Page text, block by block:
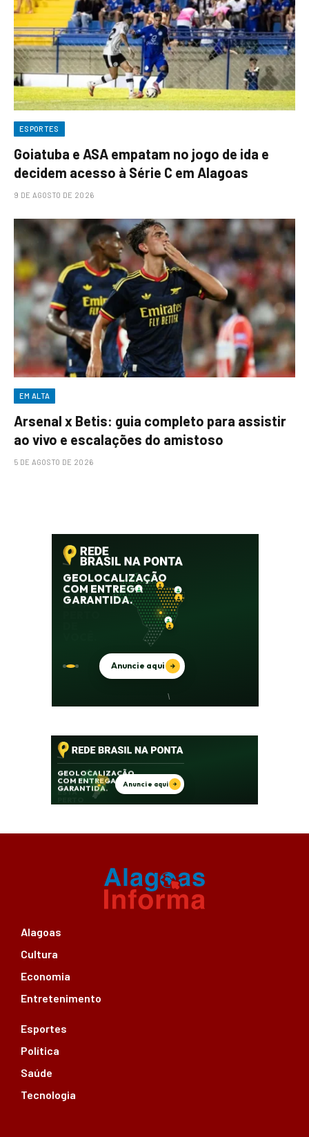
ESPORTES
Goiatuba e ASA empatam no jogo de ida e
decidem acesso à Série C em Alagoas
9 DE AGOSTO DE 2026
EM ALTA
Arsenal x Betis: guia completo para assistir
ao vivo e escalações do amistoso
5 DE AGOSTO DE 2026
Alagoas
Cultura
Economia
Entretenimento
Esportes
Política
Saúde
Tecnologia